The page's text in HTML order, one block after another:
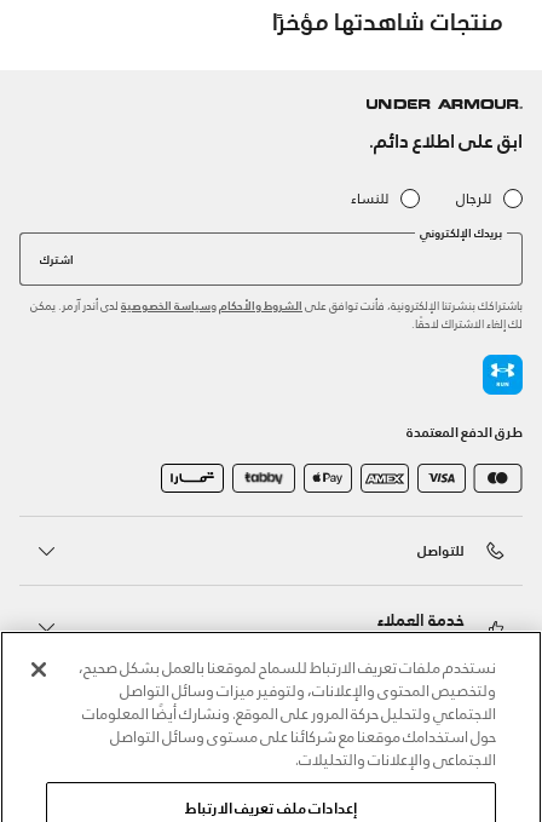
منتجات شاهدتها مؤخرًا
ابق على اطلاع دائم.
للرجال للنساء
بريدك الإلكتروني
اشترك
باشتراكك بنشرتنا الإلكترونية، فأنت توافق على الشروط والأحكام وسياسة الخصوصية لدى أندر آرمر. يمكن
لك إلغاء الاشتراك لاحقًا.
طرق الدفع المعتمدة
للتواصل
خدمة العملاء
حول أندر آرمر
أندر آرمر على الشبكات الاجتماعية
نستخدم ملفات تعريف الارتباط للسماح لموقعنا بالعمل بشكل صحيح،
ولتخصيص المحتوى والإعلانات، ولتوفير ميزات وسائل التواصل
الاجتماعي ولتحليل حركة المرور على الموقع. ونشارك أيضًا المعلومات
حول استخدامك موقعنا مع شركائنا على مستوى وسائل التواصل
الاجتماعي والإعلانات والتحليلات.
إعدادات ملف تعريف الارتباط